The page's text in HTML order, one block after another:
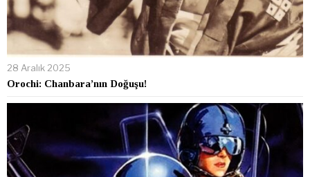
28 Aralık 2025
Orochi: Chanbara’nın Doğuşu!